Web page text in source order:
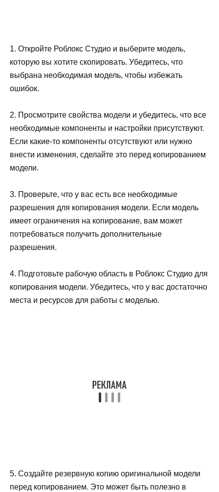
1. Откройте Роблокс Студио и выберите модель,
которую вы хотите скопировать. Убедитесь, что
выбрана необходимая модель, чтобы избежать
ошибок.
2. Просмотрите свойства модели и убедитесь, что все
необходимые компоненты и настройки присутствуют.
Если какие-то компоненты отсутствуют или нужно
внести изменения, сделайте это перед копированием
модели.
3. Проверьте, что у вас есть все необходимые
разрешения для копирования модели. Если модель
имеет ограничения на копирование, вам может
потребоваться получить дополнительные
разрешения.
4. Подготовьте рабочую область в Роблокс Студио для
копирования модели. Убедитесь, что у вас достаточно
места и ресурсов для работы с моделью.
5. Создайте резервную копию оригинальной модели
перед копированием. Это может быть полезно в